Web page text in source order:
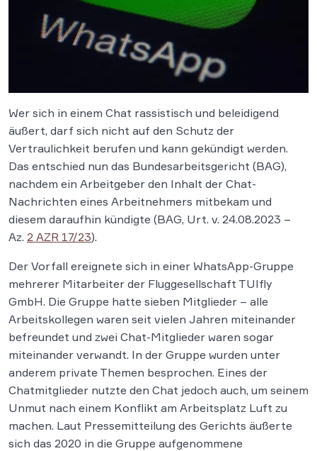
Wer sich in einem Chat rassistisch und beleidigend
äußert, darf sich nicht auf den Schutz der
Vertraulichkeit berufen und kann gekündigt werden.
Das entschied nun das Bundesarbeitsgericht (BAG),
nachdem ein Arbeitgeber den Inhalt der Chat-
Nachrichten eines Arbeitnehmers mitbekam und
diesem daraufhin kündigte (BAG, Urt. v. 24.08.2023 –
Az. 2 AZR 17/23).
Der Vorfall ereignete sich in einer WhatsApp-Gruppe
mehrerer Mitarbeiter der Fluggesellschaft TUIfly
GmbH. Die Gruppe hatte sieben Mitglieder – alle
Arbeitskollegen waren seit vielen Jahren miteinander
befreundet und zwei Chat-Mitglieder waren sogar
miteinander verwandt. In der Gruppe wurden unter
anderem private Themen besprochen. Eines der
Chatmitglieder nutzte den Chat jedoch auch, um seinem
Unmut nach einem Konflikt am Arbeitsplatz Luft zu
machen. Laut Pressemitteilung des Gerichts äußerte
sich das 2020 in die Gruppe aufgenommene